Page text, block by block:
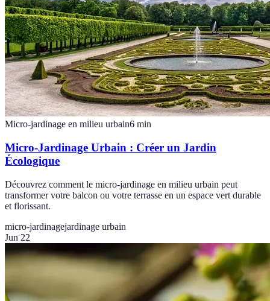
Micro-jardinage en milieu urbain6 min
Micro-Jardinage Urbain : Créer un Jardin
Écologique
Découvrez comment le micro-jardinage en milieu urbain peut
transformer votre balcon ou votre terrasse en un espace vert durable
et florissant.
micro-jardinagejardinage urbain
Jun 22